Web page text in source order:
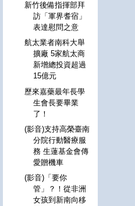
新竹後備指揮部拜
訪「軍界耆宿」
表達慰問之意
航太業者南科大舉
擴廠 5家航太商
新增總投資超過
15億元
歷來嘉藥最年長學
生會長要畢業
了！
(影音)支持高榮臺南
分院行動醫療服
務 生蓮基金會傳
愛贈機車
(影音)「要你
管」？！從非洲
女孩到新南向移